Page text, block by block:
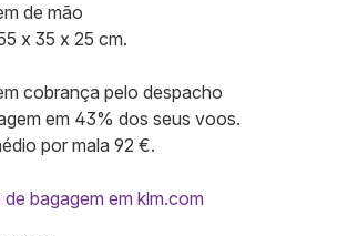
de mão
x 35 x 25 cm.
cobrança pelo despacho
em 43% dos seus voos.
por mala 92 €.
de bagagem em klm.com